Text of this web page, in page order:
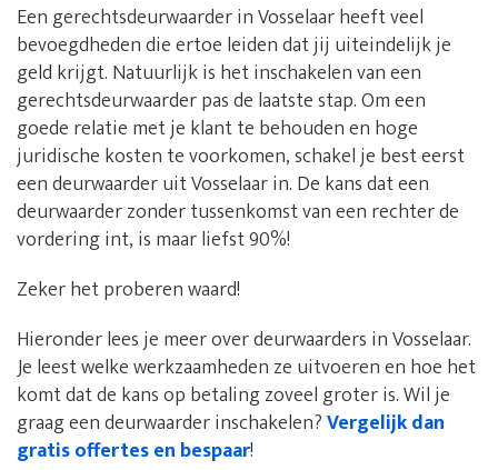
Een gerechtsdeurwaarder in Vosselaar heeft veel
bevoegdheden die ertoe leiden dat jij uiteindelijk je
geld krijgt. Natuurlijk is het inschakelen van een
gerechtsdeurwaarder pas de laatste stap. Om een
goede relatie met je klant te behouden en hoge
juridische kosten te voorkomen, schakel je best eerst
een deurwaarder uit Vosselaar in. De kans dat een
deurwaarder zonder tussenkomst van een rechter de
vordering int, is maar liefst 90%!
Zeker het proberen waard!
Hieronder lees je meer over deurwaarders in Vosselaar.
Je leest welke werkzaamheden ze uitvoeren en hoe het
komt dat de kans op betaling zoveel groter is. Wil je
graag een deurwaarder inschakelen?Vergelijk dan
gratis offertes en bespaar!